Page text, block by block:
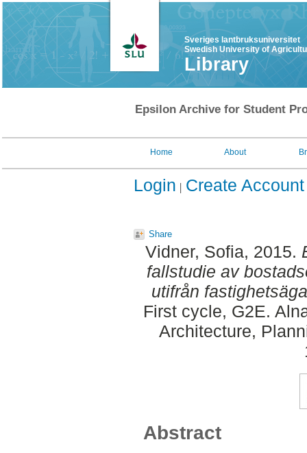
Sveriges lantbruksuniversitet
Swedish University of
Library
Epsilon Archive for Student
Home About
Login Create Account
Share
Vidner, Sofia, 2015.
fallstudie av
utifrån
First cycle, G2E.
Architecture,
Abstract